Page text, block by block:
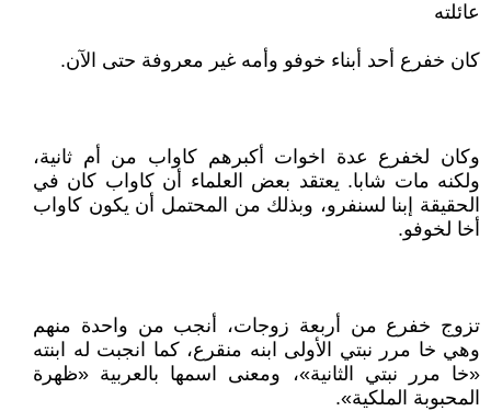
عائلته
كان خفرع أحد أبناء خوفو وأمه غير معروفة حتى الآن.
وكان لخفرع عدة اخوات أكبرهم كاواب من أم ثانية،
ولكنه مات شابا. يعتقد بعض العلماء أن كاواب كان في
الحقيقة إبنا لسنفرو، وبذلك من المحتمل أن يكون كاواب
أخا لخوفو.
تزوج خفرع من أربعة زوجات، أنجب من واحدة منهم
وهي خا مرر نبتي الأولى ابنه منقرع، كما انجبت له ابنته
«خا مرر نبتي الثانية»، ومعنى اسمها بالعربية «ظهرة
المحبوبة الملكية».